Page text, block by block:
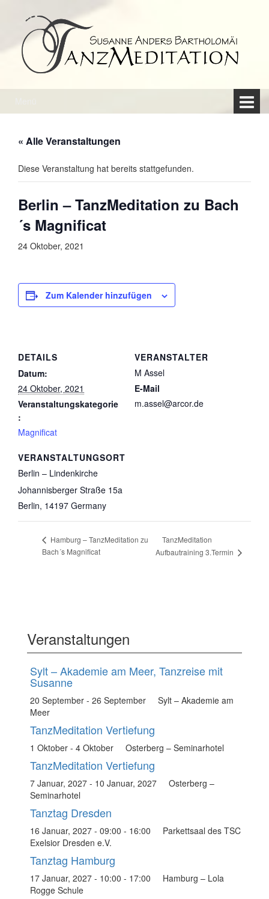
Hauptmenü
springen
« Alle Veranstaltungen
Diese Veranstaltung hat bereits stattgefunden.
Berlin – TanzMeditation zu Bach
´s Magnificat
24 Oktober, 2021
Zum Kalender hinzufügen
DETAILS
Datum:
24 Oktober, 2021
Veranstaltungskategorie
:
Magnificat
VERANSTALTUNGSORT
Berlin – Lindenkirche
Johannisberger Straße 15a
Berlin, 14197 Germany
VERANSTALTER
M Assel
E-Mail
m.assel@arcor.de
Hamburg – TanzMeditation zu
Bach´s Magnificat
TanzMeditation
Aufbautraining 3.Termin
Veranstaltungen
Sylt – Akademie am Meer, Tanzreise mit
Susanne
20 September - 26 September
Sylt – Akademie am
Meer
TanzMeditation Vertiefung
1 Oktober - 4 Oktober Osterberg – Seminarhotel
TanzMeditation Vertiefung
7 Januar, 2027 - 10 Januar, 2027
Osterberg –
Seminarhotel
Tanztag Dresden
16 Januar, 2027 - 09:00 - 16:00
Parkettsaal des TSC
Exelsior Dresden e.V.
Tanztag Hamburg
17 Januar, 2027 - 10:00 - 17:00
Hamburg – Lola
Rogge Schule